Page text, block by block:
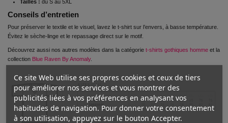
Tailles : du S au 5XL
Conseils d’entretien
Pour préserver le textile et le visuel, lavez le t-shirt sur l’envers, à basse température.
Évitez le sèche-linge et le repassage direct sur le motif.
Découvrez aussi nos autres modèles dans la catégorie t-shirts gothiques homme et la
collection Blue Raven By Anomaly.
Ce site Web utilise ses propres cookies et ceux de tiers
pour améliorer nos services et vous montrer des
publicités liées à vos préférences en analysant vos
habitudes de navigation. Pour donner votre consentement
à son utilisation, appuyez sur le bouton Accepter.